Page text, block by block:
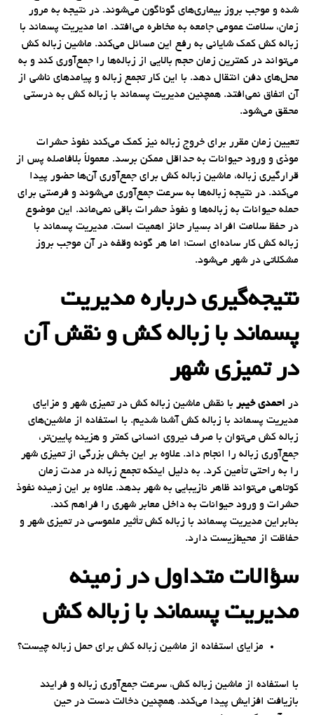
شده و موجب بروز بیماری‌های گوناگون می‌شوند. در نتیجه به مرور
زمان، سلامت عمومی جامعه به مخاطره می‌افتد. اما مدیریت پسماند با
زباله کش کمک شایانی به رفع این مسائل می‌کند. ماشین زباله کش
می‌تواند در کمترین زمان حجم بالایی از زباله‌ها را جمع‌آوری کند و به
محل‌های دفن انتقال دهد. با این کار تجمع زباله و پیامدهای ناشی از
آن اتفاق نمی‌افتد. همچنین مدیریت پسماند با زباله کش به درستی
محقق می‌شود.
تعیین زمان مقرر برای خروج زباله نیز کمک می‌کند نفوذ حشرات
موذی و ورود حیوانات به حداقل ممکن برسد. معمولاً بلافاصله پس از
قرارگیری زباله، ماشین زباله کش برای جمع‌آوری آن‌ها حضور پیدا
می‌کند. در نتیجه زباله‌ها به سرعت جمع‌آوری می‌شوند و فرصتی برای
حمله حیوانات به زباله‌ها و نفوذ حشرات باقی نمی‌ماند. این موضوع
در حفظ سلامت افراد بسیار حائز اهمیت است. مدیریت پسماند با
زباله کش کار ساده‌ای است؛ اما هر گونه وقفه در آن موجب بروز
مشکلاتی در شهر می‌شود.
نتیجه‌گیری درباره مدیریت
پسماند با زباله کش و نقش آن
در تمیزی شهر
در احمدی خیبر با نقش ماشین زباله کش در تمیزی شهر و مزایای
مدیریت پسماند با زباله کش آشنا شدیم. با استفاده از ماشین‌های
زباله کش می‌توان با صرف نیروی انسانی کمتر و هزینه پایین‌تر،
جمع‌آوری زباله را انجام داد. علاوه بر این بخش بزرگی از تمیزی شهر
را به راحتی تأمین کرد. به دلیل اینکه تجمع زباله در مدت زمان
کوتاهی می‌تواند ظاهر نازیبایی به شهر بدهد. علاوه بر این زمینه نفوذ
حشرات و ورود حیوانات به داخل معابر شهری را فراهم کند.
بنابراین مدیریت پسماند با زباله کش تأثیر ملموسی در تمیزی شهر و
حفاظت از محیط‌زیست دارد.
سؤالات متداول در زمینه
مدیریت پسماند با زباله کش
مزایای استفاده از ماشین زباله کش برای حمل زباله چیست؟
با استفاده از ماشین زباله کش، سرعت جمع‌آوری زباله و فرایند
بازیافت افزایش پیدا می‌کند. همچنین دخالت دست در حین